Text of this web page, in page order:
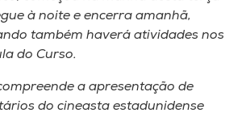
à noite e encerra amanhã,
também haverá atividades nos
do Curso.
a apresentação de
do cineasta estadunidense